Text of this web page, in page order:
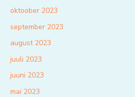
oktoober 2023
september 2023
august 2023
juuli 2023
juuni 2023
mai 2023